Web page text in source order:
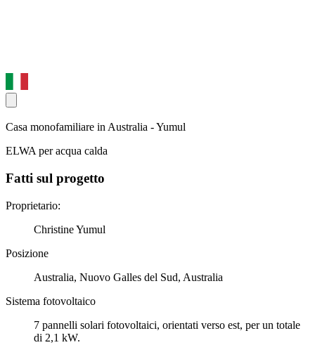
Casa monofamiliare in Australia - Yumul
ELWA per acqua calda
Fatti sul progetto
Proprietario:
Christine Yumul
Posizione
Australia, Nuovo Galles del Sud, Australia
Sistema fotovoltaico
7 pannelli solari fotovoltaici, orientati verso est, per un totale
di 2,1 kW.